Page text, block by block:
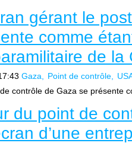
gérant le
comme
de la
Gaza Point de contrôle
contrôle de Gaza se présente
du point de
d’une